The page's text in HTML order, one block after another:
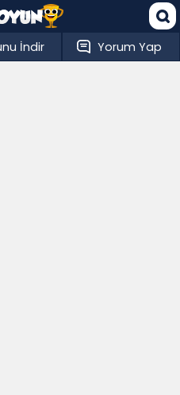
İndir Yorum Yap